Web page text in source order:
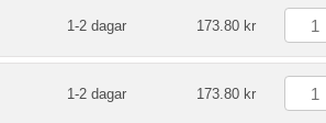
1-2 dagar 173.80 kr
1-2 dagar 173.80 kr